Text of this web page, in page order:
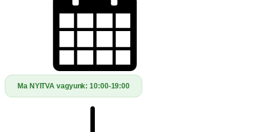
Ma NYITVA vagyunk:10:00-19:00